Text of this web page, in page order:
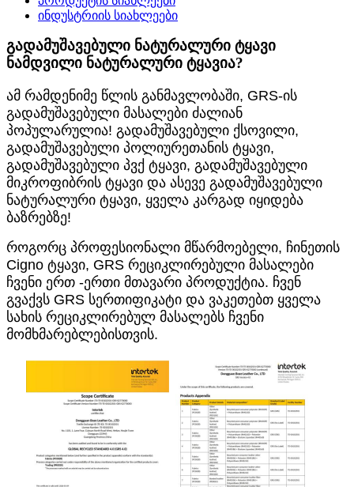
ინდუსტრიის სიახლეები
გადამუშავებული ნატურალური ტყავი
ნამდვილი ნატურალური ტყავია?
ამ რამდენიმე წლის განმავლობაში, GRS-ის
გადამუშავებული მასალები ძალიან
პოპულარულია! გადამუშავებული ქსოვილი,
გადამუშავებული პოლიურეთანის ტყავი,
გადამუშავებული პვქ ტყავი, გადამუშავებული
მიკროფიბრის ტყავი და ასევე გადამუშავებული
ნატურალური ტყავი, ყველა კარგად იყიდება
ბაზრებზე!
როგორც პროფესიონალი მწარმოებელი, ჩინეთის
Cigno ტყავი, GRS რეციკლირებული მასალები
ჩვენი ერთ -ერთი მთავარი პროდუქტია. ჩვენ
გვაქვს GRS სერთიფიკატი და ვაკეთებთ ყველა
სახის რეციკლირებულ მასალებს ჩვენი
მომხმარებლებისთვის.